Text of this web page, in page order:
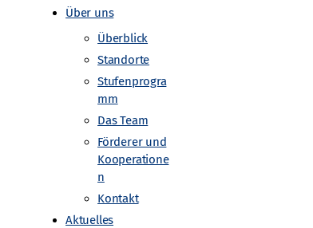
Über uns
Überblick
Standorte
Stufenprogra
mm
Das Team
Förderer und
Kooperatione
n
Kontakt
Aktuelles